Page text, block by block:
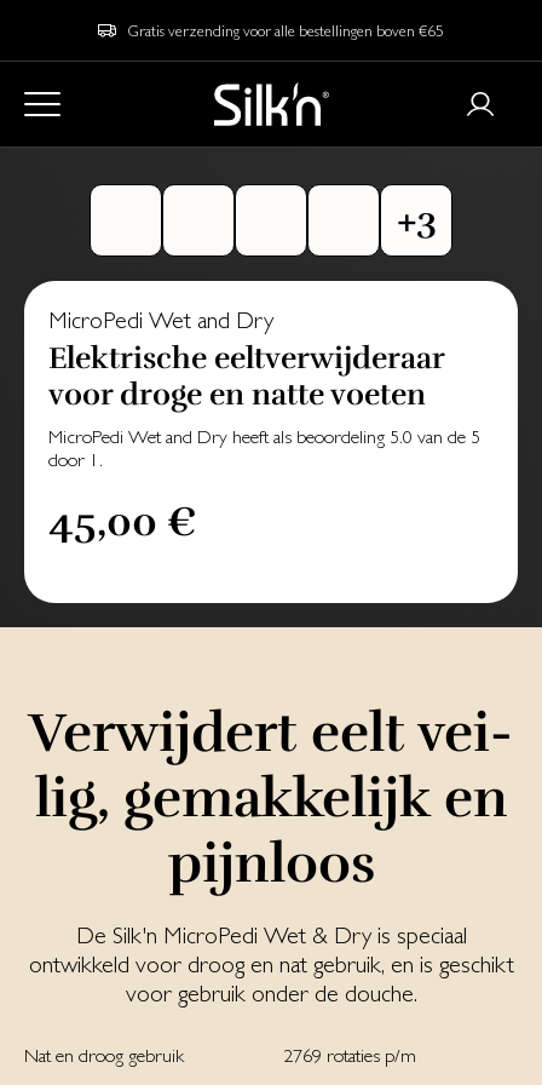
Gratis verzending voor alle bestellingen boven €65
MicroPedi Wet and Dry
Elektrische eeltverwijderaar
voor droge en natte voeten
MicroPedi Wet and Dry heeft als beoordeling 5.0 van de 5
door 1 .
45,00 €
Ver­wij­dert eelt vei­
lig, ge­mak­ke­lijk en
pijn­loos
De Silk'n MicroPedi Wet & Dry is speciaal
ontwikkeld voor droog en nat gebruik, en is geschikt
voor gebruik onder de douche.
Nat en droog gebruik 2769 rotaties p/m